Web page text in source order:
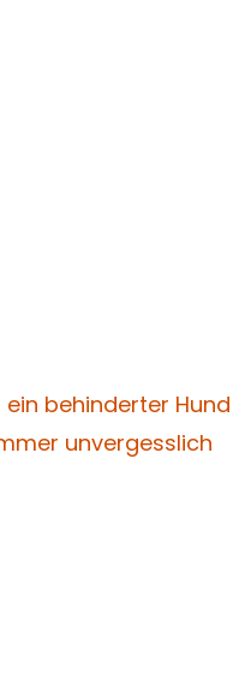
behinderter Hund
unvergesslich